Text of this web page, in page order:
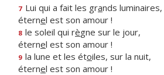
7 Lui qui a fait les grands luminaires,
éternel est son amour !
8 le soleil qui règne sur le jour,
éternel est son amour !
9 la lune et les étoiles, sur la nuit,
éternel est son amour !